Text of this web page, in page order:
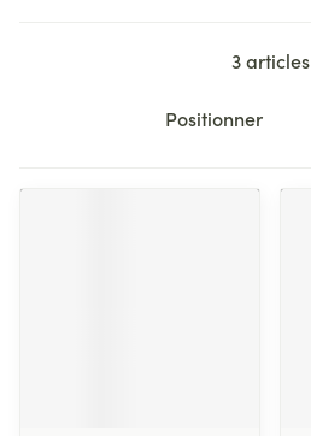
3articles
Trier par: